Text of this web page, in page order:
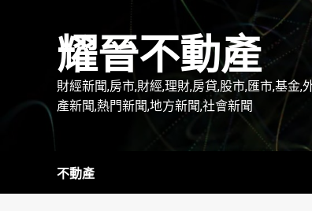
耀晉不動產
財經新聞,房市,財經,理財,房貸,股市,匯市,基金,
產新聞,熱門新聞,地方新聞,社會新聞
不動產